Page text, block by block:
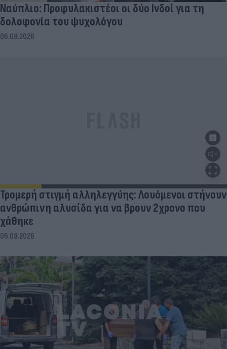
Ναύπλιο: Προφυλακιστέοι οι δύο Ινδοί για τη
δολοφονία του ψυχολόγου
06.08.2026
Τρομερή στιγμή αλληλεγγύης: Λουόμενοι στήνουν
ανθρώπινη αλυσίδα για να βρουν 2χρονο που
χάθηκε
06.08.2026